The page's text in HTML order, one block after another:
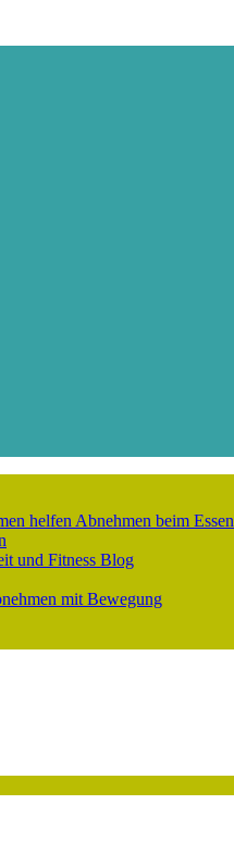
helfen Abnehmen beim Essen
und Fitness Blog
mit Bewegung